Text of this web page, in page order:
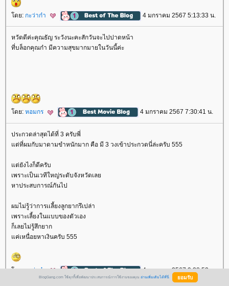
ดย: กะว่าก๋า 4 มกราคม 2567 5:13:33 น.
หวัดดีค่ะคุณธัญ ระวังนะคะสักวันจะไปปาดหน้า
ที่บล็อกคุณก๋า มีความสุขมากมายในวันนี้ค่ะ
ดย: หอมกร 4 มกราคม 2567 7:30:41 น.
ประกวดล่าสุดได้ที่ 3 ครับพี่
ต่ที่ผมกับมาดามขำหนักมาก คือ มี 3 วงเข้าประกวดนี่ล่ะครับ 555
ต่ยังไงก็ดีครับ
เพราะเป็นเวทีใหญ่ระดับจังหวัดเล
หาประสบการณ์กันไป
ผมไม่รู้ว่าการเเลี้ยงลูกยากรึเปล่า
เพราะเลี้ยงในแบบของตัวเอง
ก็เลยไม่รู้สึกยาก
ค่เหนื่อยหาเงินครับ 555
ดย:กะว่าก๋า 4 มกราคม 2567 9:28:52 น.
BlogGang.com ใช้คุกกี้เพื่อพัฒนาประสบการณ์การใช้งานของคุณ อ่านเพิ่มเติมได้ที่นี่